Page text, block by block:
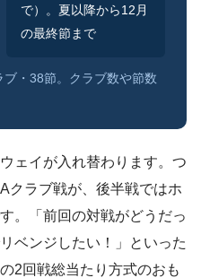
で）。夏以降から12月
の最終節まで
・38節。クラブ数や節数
ェイが入れ替わります。つ
クラブ戦が、後半戦ではホ
。「前回の対戦がどうだっ
ベンジしたい！」といった
2回戦総当たり方式のおも